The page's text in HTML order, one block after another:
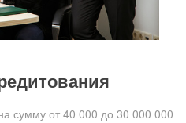
сумму от 40 000 до 30 000 000